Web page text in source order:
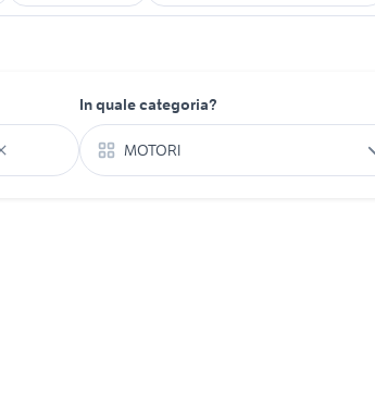
In quale categoria?
MOTORI